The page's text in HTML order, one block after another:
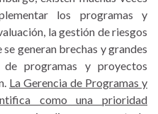
los programas y
la gestión de riesgos
generan brechas y grandes
programas y proyectos
La Gerencia de Programas y
como una prioridad